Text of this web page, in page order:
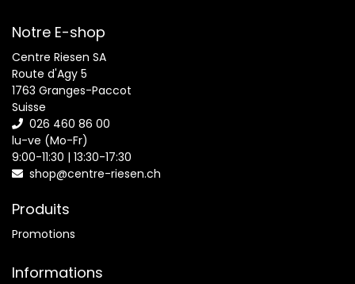
Notre E-shop
Centre Riesen SA
Route d'Agy 5
1763 Granges-Paccot
Suisse
026 460 86 00
lu-ve (Mo-Fr)
9:00-11:30 | 13:30-17:30
shop@centre-riesen.ch
Produits
Promotions
Informations